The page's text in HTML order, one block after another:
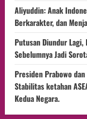
Aliyuddin: Anak
Berkarakter, dan
Putusan Diundur Lagi,
Sebelumnya Jadi
Presiden Prabowo
Stabilitas ketahan
Kedua Negara.